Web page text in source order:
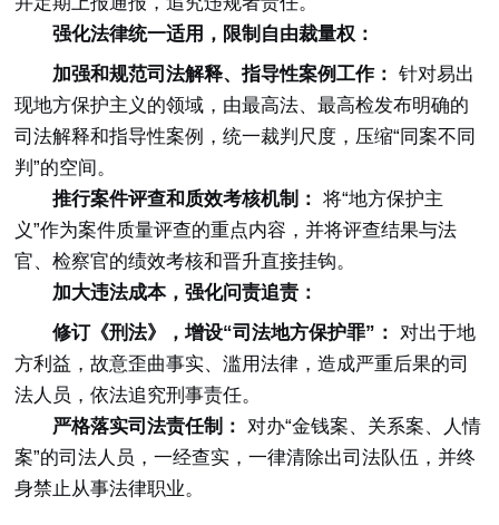
强化法律统一适用，限制自由裁量权：
加强和规范司法解释、指导性案例工作： 针对易出
现地方保护主义的领域，由最高法、最高检发布明确的
司法解释和指导性案例，统一裁判尺度，压缩“同案不同
判”的空间。
推行案件评查和质效考核机制： 将“地方保护主
义”作为案件质量评查的重点内容，并将评查结果与法
官、检察官的绩效考核和晋升直接挂钩。
加大违法成本，强化问责追责：
修订《刑法》，增设“司法地方保护罪”： 对出于地
方利益，故意歪曲事实、滥用法律，造成严重后果的司
法人员，依法追究刑事责任。
严格落实司法责任制： 对办“金钱案、关系案、人情
案”的司法人员，一经查实，一律清除出司法队伍，并终
身禁止从事法律职业。